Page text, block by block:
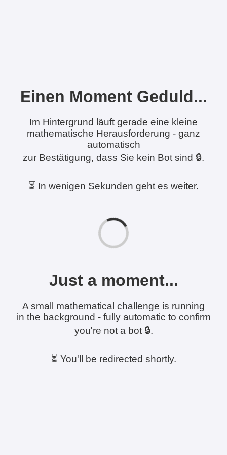
Einen Moment Geduld...
Im Hintergrund läuft gerade eine kleine
mathematische Herausforderung - ganz
automatisch
zur Bestätigung, dass Sie kein Bot sind 🔒.
⏳ In wenigen Sekunden geht es weiter.
Just a moment...
A small mathematical challenge is running
in the background - fully automatic to confirm
you're not a bot 🔒.
⏳ You'll be redirected shortly.